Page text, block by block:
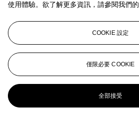
使用體驗。欲了解更多資訊，請參閱我們的
COOKIE 設定
僅限必要 COOKIE
全部接受